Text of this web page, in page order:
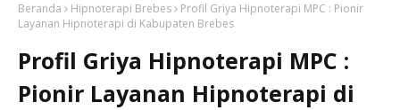
Beranda Hipnoterapi Brebes
Profil Griya Hipnoterapi MPC : Pionir
Layanan Hipnoterapi di Kabupaten Brebes
Profil Griya Hipnoterapi MPC :
Pionir Layanan Hipnoterapi di